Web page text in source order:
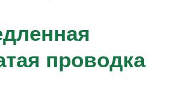
проводка